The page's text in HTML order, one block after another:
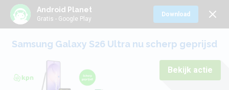
Android Planet
Gratis - Google Play
Download
Samsung Galaxy S26 Ultra nu scherp geprijsd
Bekijk actie